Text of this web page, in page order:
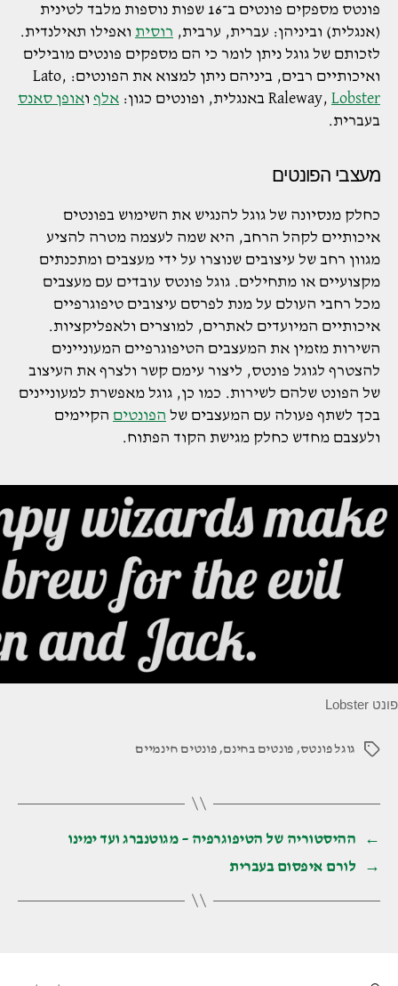
פונטס מספקים פונטים ב־16 שפות נוספות מלבד לטינית
(אנגלית) וביניהן: עברית, ערבית, רוסית ואפילו תאילנדית.
לזכותם של גוגל ניתן לומר כי הם מספקים פונטים מובילים
ואיכותיים רבים, ביניהם ניתן למצוא את הפונטים: Lato,
Raleway, Lobster באנגלית, ופונטים כגון: אלף ואופן סאנס
בעברית.
מעצבי הפונטים
כחלק מנסיונה של גוגל להנגיש את השימוש בפונטים
איכותיים לקהל הרחב, היא שמה לעצמה מטרה להציע
מגוון רחב של עיצובים שנוצרו על ידי מעצבים ומתכנתים
מקצועיים או מתחילים. גוגל פונטס עובדים עם מעצבים
מכל רחבי העולם על מנת לפרסם עיצובים טיפוגרפיים
איכותיים המיועדים לאתרים, למוצרים ולאפליקציות.
השירות מזמין את המעצבים הטיפוגרפיים המעוניינים
להצטרף לגוגל פונטס, ליצור עימם קשר ולצרף את העיצוב
של הפונט שלהם לשירות. כמו כן, גוגל מאפשרת למעוניינים
בכך לשתף פעולה עם המעצבים של הפונטים הקיימים
ולעצבם מחדש כחלק מגישת הקוד הפתוח.
פונט Lobster
תגיותגוגל פונטס, פונטים בחינם,פונטים חינמיים
←
ההיסטוריה של הטיפוגרפיה – מגוטנברג ועד ימינו
→
לורם איפסום בעברית